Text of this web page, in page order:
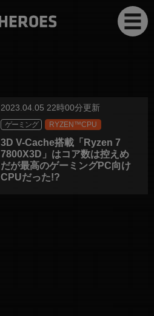
2023.04.05 22時00分更新
ゲーミング RYZEN™CPU
3D V-Cache搭載「Ryzen 7
7800X3D」はコア数は控えめ
だが最高のゲーミングPC向け
CPUだった!?